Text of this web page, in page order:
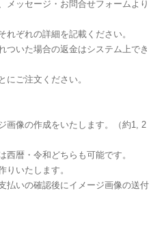
メッセージ・お問合せフォームより
れぞれの詳細を記載ください。
ついた場合の返金はシステム上でき
にご注文ください。
画像の作成をいたします。（約1, 2
西暦・令和どちらも可能です。
りいたします。
払いの確認後にイメージ画像の送付